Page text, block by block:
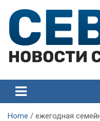
content
Севастополя
Севастополя
Home ежегодная